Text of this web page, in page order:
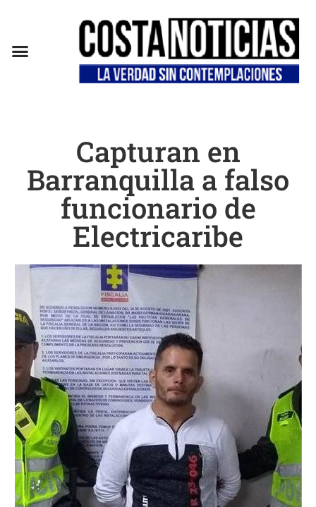
Capturan en
Barranquilla a falso
funcionario de
Electricaribe